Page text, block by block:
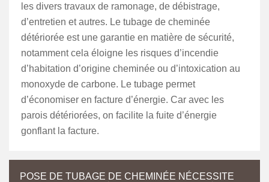
les divers travaux de ramonage, de débistrage,
d’entretien et autres. Le tubage de cheminée
détériorée est une garantie en matière de sécurité,
notamment cela éloigne les risques d’incendie
d’habitation d’origine cheminée ou d’intoxication au
monoxyde de carbone. Le tubage permet
d’économiser en facture d’énergie. Car avec les
parois détériorées, on facilite la fuite d’énergie
gonflant la facture.
POSE DE TUBAGE DE CHEMINÉE NÉCESSITE